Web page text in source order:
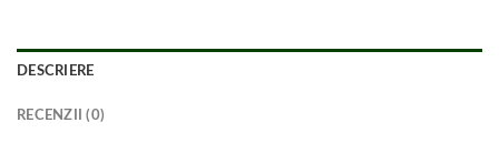
DESCRIERE
RECENZII (0)